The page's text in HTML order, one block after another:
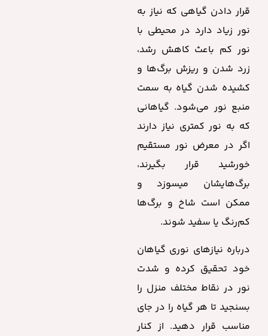
قرار دادن گیاهی که نیاز به
نور زیاد دارد در محیطی با
نور کم باعث کاهش رشد،
زرد شدن و ریزش برگ‌ها و
کشیده شدن گیاه به سمت
منبع نور می‌شود. گیاهانی
که به نور کمتری نیاز دارند
اگر در معرض نور مستقیم
خورشید قرار بگیرند،
برگ‌هایشان میسوزد و
ممکن است شاخ و برگ‌ها
کم‌رنگ یا سفید شوند.
درباره نیازهای نوری گیاهان
خود تحقیق کرده و شدت
نور در نقاط مختلف منزل را
بسنجید تا هر گیاه را در جای
مناسب قرار دهید. از کنار